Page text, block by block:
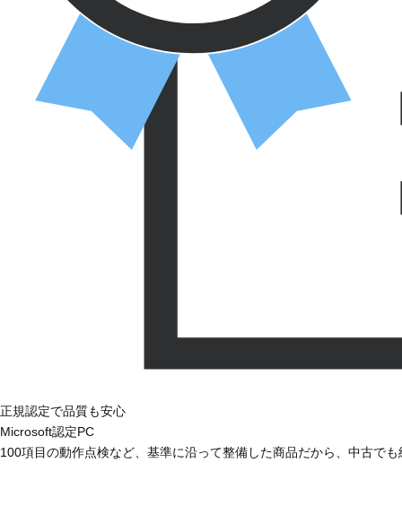
正規認定で品質も安心
Microsoft認定PC
100項目の動作点検など、基準に沿って整備した商品だから、中古で